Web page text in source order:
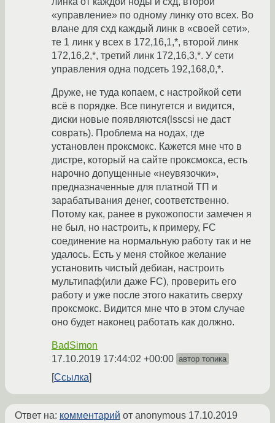
«управление» по одному линку ото всех. Во
влане для схд каждый линк в «своей сети»,
те 1 линк у всех в 172,16,1,*, второй линк
172,16,2,*, третий линк 172,16,3,*. У сети
управления одна подсеть 192,168,0,*.
Друже, не туда копаем, с настройкой сети
всё в порядке. Все пинугется и видится,
диски новые появляются(lsscsi не даст
соврать). Проблема на нодах, где
установлен проксмокс. Кажется мне что в
дистре, который на сайте проксмокса, есть
нарочно допущенные «неувязочки»,
предназначенные для платной ТП и
зарабатывания денег, соответственно.
Потому как, ранее в рукожопости замечен я
не был, но настроить, к примеру, FC
соединение на нормальную работу так и не
удалось. Есть у меня стойкое желание
установить чистый дебиан, настроить
мультипаф(или даже FC), проверить его
работу и уже после этого накатить сверху
проксмокс. Видится мне что в этом случае
оно будет наконец работать как должно.
BadSimon
17.10.2019 17:44:02 +00:00 автор топика
Ссылка
Ответ на: комментарий от anonymous 17.10.2019